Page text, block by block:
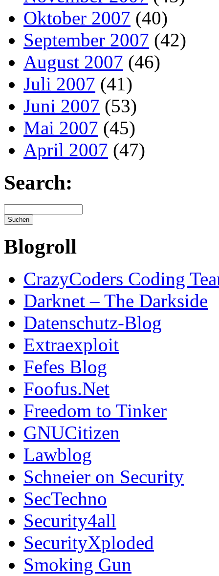
Oktober 2007 (40)
September 2007 (42)
August 2007 (46)
Juli 2007 (41)
Juni 2007 (53)
Mai 2007 (45)
April 2007 (47)
Search:
Blogroll
CrazyCoders Coding
Darknet – The Darkside
Datenschutz-Blog
Extraexploit
Fefes Blog
Foofus.Net
Freedom to Tinker
GNUCitizen
Lawblog
Schneier on Security
SecTechno
Security4all
SecurityXploded
Smoking Gun